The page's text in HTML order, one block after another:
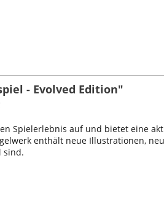
- Evolved Edition"
Spielerlebnis auf und bietet eine
enthält neue Illustrationen,
sind.